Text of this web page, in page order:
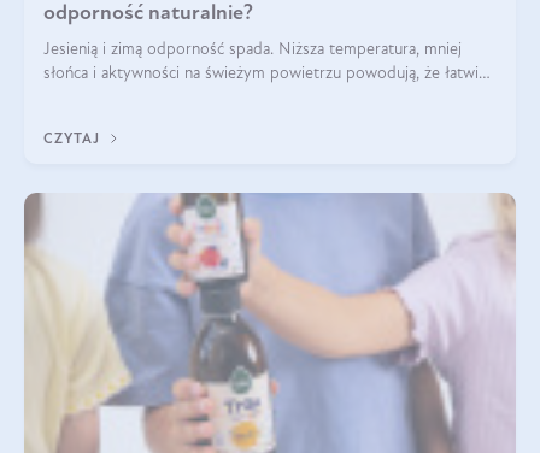
odporność naturalnie?
Jesienią i zimą odporność spada. Niższa temperatura, mniej
słońca i aktywności na świeżym powietrzu powodują, że łatwiej
suplementować jesienią i zimą?
CZYTAJ